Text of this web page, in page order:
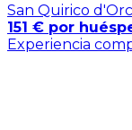
San Quirico
151 € por
Experiencia